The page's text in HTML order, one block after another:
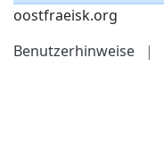
oostfraeisk.org
Benutzerhinweise
|